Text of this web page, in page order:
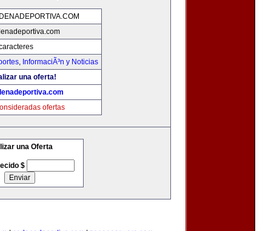
, InformaciÃ³n y Noticias
una oferta!
ofertas
una Oferta
$